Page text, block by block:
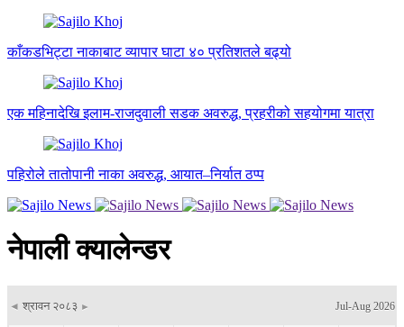
काँकडभिट्टा नाकाबाट व्यापार घाटा ४० प्रतिशतले बढ्यो
एक महिनादेखि इलाम-राजदुवाली सडक अवरुद्ध, प्रहरीको सहयोगमा यात्रा
पहिरोले तातोपानी नाका अवरुद्ध, आयात–निर्यात ठप्प
नेपाली क्यालेन्डर